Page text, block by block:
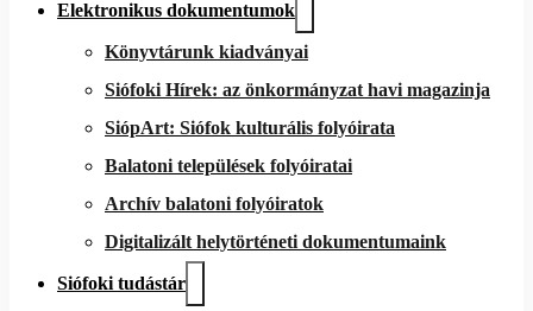
Elektronikus dokumentumok
Könyvtárunk kiadványai
Siófoki Hírek: az önkormányzat havi magazinja
SiópArt: Siófok kulturális folyóirata
Balatoni települések folyóiratai
Archív balatoni folyóiratok
Digitalizált helytörténeti dokumentumaink
Siófoki tudástár